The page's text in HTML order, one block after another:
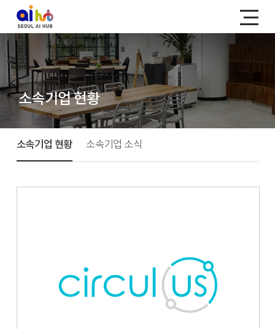
소속기업 현황
소속기업 현황 소속기업 소식